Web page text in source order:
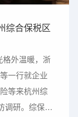
综合保税区
格外温暖，浙
一行就企业
等来杭州综
调研。综保区